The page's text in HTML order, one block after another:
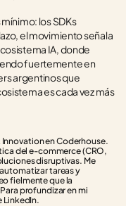
los SDKs
el movimiento señala
IA, donde
fuertemente en
argentinos que
es cada vez más
en Coderhouse.
del e-commerce (CRO,
disruptivas. Me
tareas y
fielmente que la
profundizar en mi
LinkedIn.